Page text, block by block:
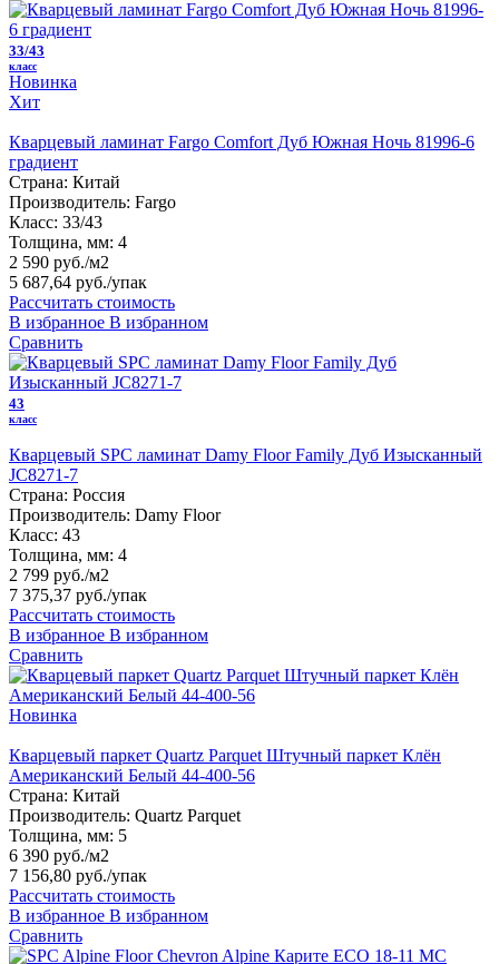
33/43
класс
Новинка
Хит
Кварцевый ламинат Fargo Comfort Дуб Южная Ночь 81996-6
градиент
Страна: Китай
Производитель: Fargo
Класс: 33/43
Толщина, мм: 4
2 590 руб./м2
5 687,64 руб./упак
Рассчитать стоимость
В избранное В избранном
Сравнить
43
класс
Кварцевый SPC ламинат Damy Floor Family Дуб Изысканный
JC8271-7
Страна: Россия
Производитель: Damy Floor
Класс: 43
Толщина, мм: 4
2 799 руб./м2
7 375,37 руб./упак
Рассчитать стоимость
В избранное В избранном
Сравнить
Новинка
Кварцевый паркет Quartz Parquet Штучный паркет Клён
Американский Белый 44-400-56
Страна: Китай
Производитель: Quartz Parquet
Толщина, мм: 5
6 390 руб./м2
7 156,80 руб./упак
Рассчитать стоимость
В избранное В избранном
Сравнить